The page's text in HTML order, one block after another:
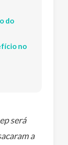
do
no
será
a